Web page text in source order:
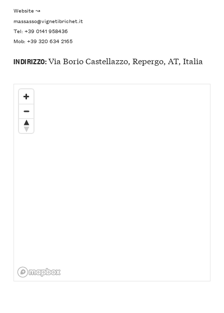
Website ↝
massasso@vignetibrichet.it
Tel: +39 0141 958436
Mob: +39 320 634 2165
INDIRIZZO:Via Borio Castellazzo, Repergo, AT, Italia